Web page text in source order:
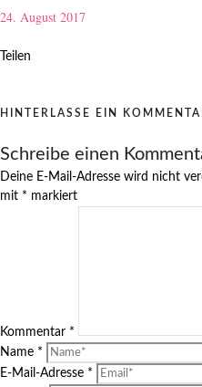
24. August 2017
Teilen
HINTERLASSE EIN
Schreibe einen
Deine E-Mail-Adresse wird nicht
mit * markiert
Kommentar *
Name *
E-Mail-Adresse *